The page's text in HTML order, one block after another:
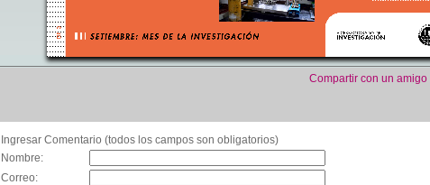
Compartir con un amigo
Ingresar Comentario (todos los campos son obligatorios)
Nombre:
Correo: